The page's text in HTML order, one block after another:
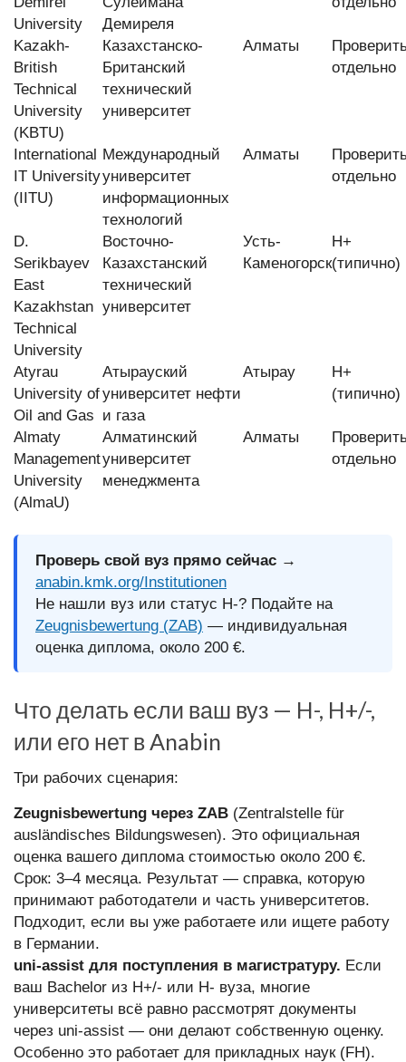
University
Демиреля
Kazakh-
British
Technical
University
(KBTU)
Казахстанско-
Британский
технический
университет
Алматы
отдельно
International
IT University
(IITU)
Международный
университет
информационных
технологий
Алматы
отдельно
D.
Serikbayev
East
Kazakhstan
Technical
University
Восточно-
Казахстанский
технический
университет
Усть-
Каменогорск
H+
(типично)
Atyrau
University of
Oil and Gas
Атырауский
университет нефти
и газа
Атырау
H+
(типично)
Almaty
Management
University
(AlmaU)
Алматинский
университет
менеджмента
Алматы
отдельно
Проверь свой вуз прямо сейчас →
anabin.kmk.org/Institutionen
Не нашли вуз или статус H-? Подайте на
Zeugnisbewertung (ZAB) — индивидуальная
оценка диплома, около 200 €.
Что делать если ваш вуз — H-, H+/-,
или его нет в Anabin
Три рабочих сценария:
Zeugnisbewertung через ZAB (Zentralstelle für
ausländisches Bildungswesen). Это официальная
оценка вашего диплома стоимостью около 200 €.
Срок: 3–4 месяца. Результат — справка, которую
принимают работодатели и часть университетов.
Подходит, если вы уже работаете или ищете работу
в Германии.
uni-assist для поступления в магистратуру. Если
ваш Bachelor из H+/- или H- вуза, многие
университеты всё равно рассмотрят документы
через uni-assist — они делают собственную оценку.
Особенно это работает для прикладных наук (FH).